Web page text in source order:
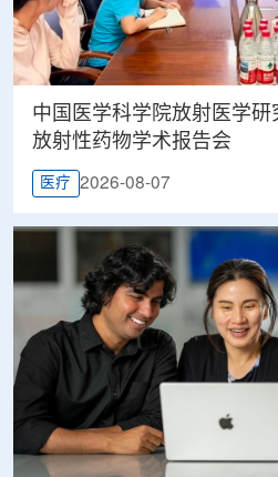
中国医学科学院放射医学研
放射性药物学术报告会
医疗 2026-08-07